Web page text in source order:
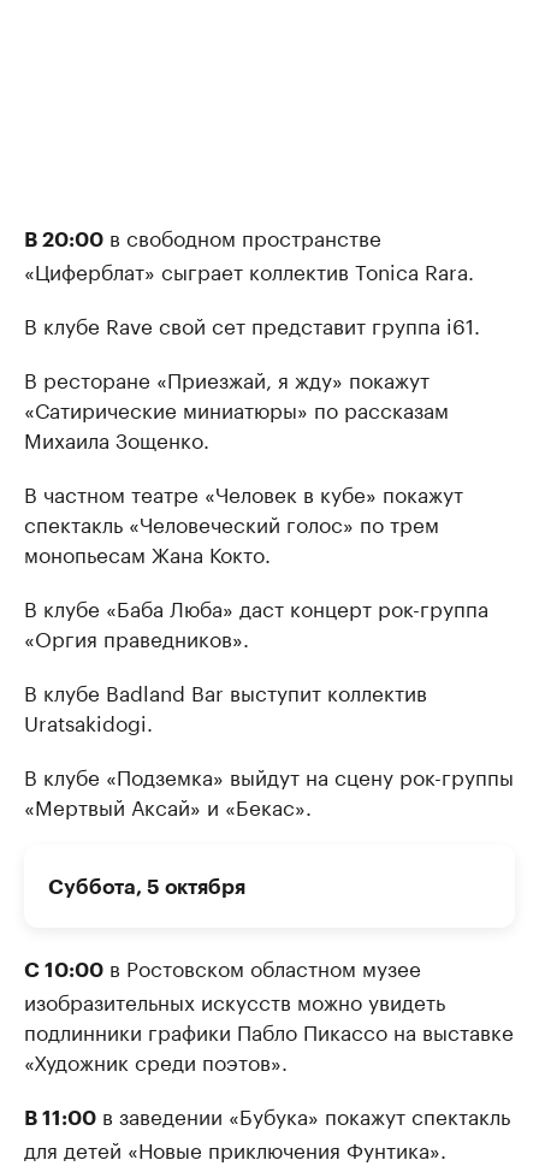
В 20:00 в свободном пространстве
«Циферблат» сыграет коллектив Tonica Rara.
В клубе Rave свой сет представит группа i61.
В ресторане «Приезжай, я жду» покажут
«Сатирические миниатюры» по рассказам
Михаила Зощенко.
В частном театре «Человек в кубе» покажут
спектакль «Человеческий голос» по трем
монопьесам Жана Кокто.
В клубе «Баба Люба» даст концерт рок-группа
«Оргия праведников».
В клубе Badland Bar выступит коллектив
Uratsakidogi.
В клубе «Подземка» выйдут на сцену рок-группы
«Мертвый Аксай» и «Бекас».
Суббота, 5 октября
С 10:00 в Ростовском областном музее
изобразительных искусств можно увидеть
подлинники графики Пабло Пикассо на выставке
«Художник среди поэтов».
В 11:00 в заведении «Бубука» покажут спектакль
для детей «Новые приключения Фунтика».